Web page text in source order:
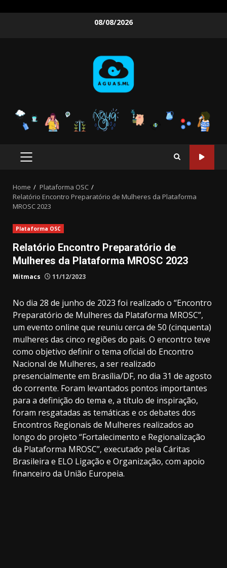
08/08/2026
PRIMARY
Home
Plataforma OSC
Relatório Encontro Preparatório de Mulheres da Plataforma
MROSC 2023
Plataforma OSC
Relatório Encontro Preparatório de
Mulheres da Plataforma MROSC 2023
Mitmacs 11/12/2023
No dia 28 de junho de 2023 foi realizado o “Encontro
Preparatório de Mulheres da Plataforma MROSC”,
um evento online que reuniu cerca de 50 (cinquenta)
mulheres das cinco regiões do país. O encontro teve
como objetivo definir o tema oficial do Encontro
Nacional de Mulheres, a ser realizado
presencialmente em Brasília/DF, no dia 31 de agosto
do corrente. Foram levantados pontos importantes
para a definição do tema e, a título de inspiração,
foram resgatadas as temáticas e os debates dos
Encontros Regionais de Mulheres realizados ao
longo do projeto “Fortalecimento e Regionalização
da Plataforma MROSC”, executado pela Cáritas
Brasileira e ELO Ligação e Organização, com apoio
financeiro da União Europeia.